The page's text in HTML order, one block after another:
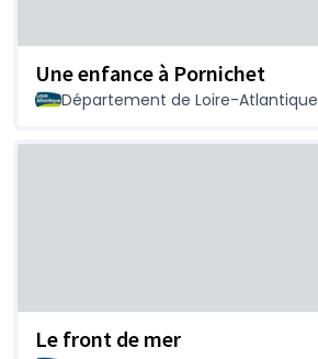
Une enfance à Pornichet
Département de Loire-Atlantique
Le front de mer